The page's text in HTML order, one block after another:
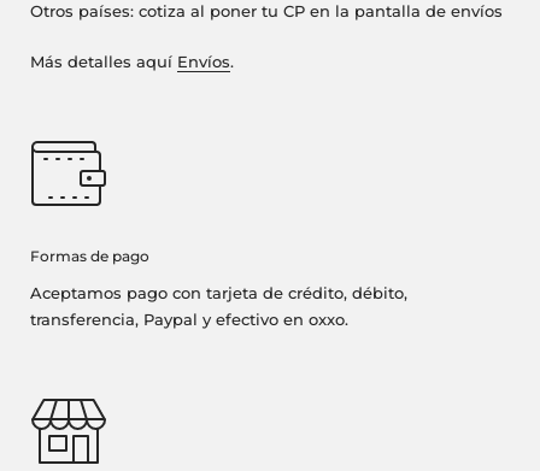
Otros países: cotiza al poner tu CP en la pantalla de envíos
Más detalles aquí Envíos.
Formas de pago
Aceptamos pago con tarjeta de crédito, débito,
transferencia, Paypal y efectivo en oxxo.